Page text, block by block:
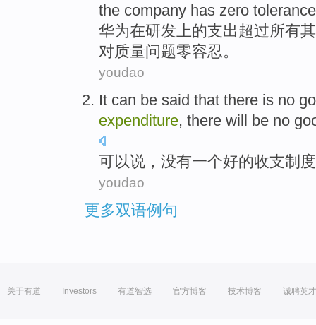
the company has zero tolerance
华为在研发上的支出超过所有
对质量问题零容忍。
youdao
It can be said that there is no
expenditure, there will be no
可以说 ， 没有一个好的收支制度
youdao
更多双语例句
关于有道 Investors 有道智选 官方博客 技术博客 诚聘英才